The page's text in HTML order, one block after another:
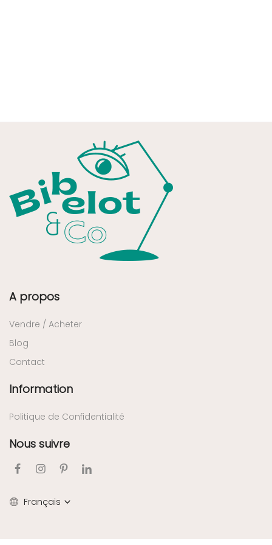
A propos
Vendre / Acheter
Blog
Contact
Information
Politique de Confidentialité
Nous suivre
Français